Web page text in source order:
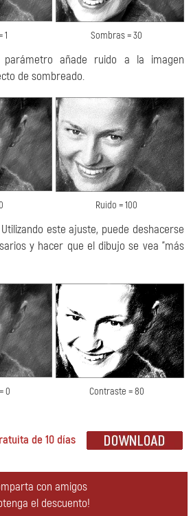
1 Sombras = 30
parámetro añade ruido a la imagen
de sombreado.
Ruido = 100
este ajuste, puede deshacerse
y hacer que el dibujo se vea "más
0 Contraste = 80
de 10 días
con amigos
el descuento!